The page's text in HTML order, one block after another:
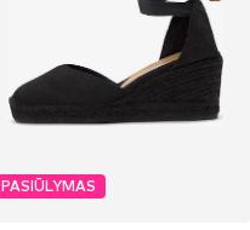
PASIŪLYMAS